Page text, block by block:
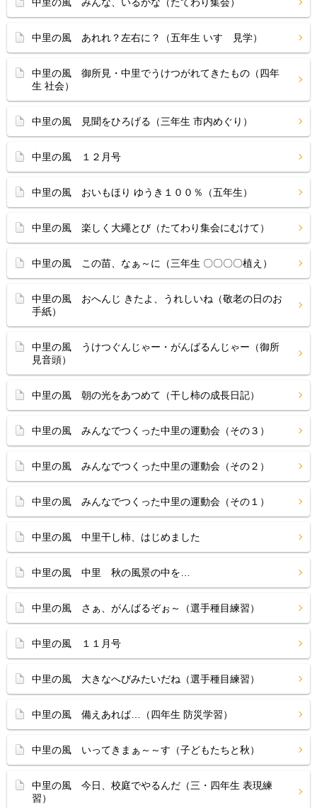
中里の風 あれれ？左右に？（五年生 いすゞ見学）
中里の風 御所見・中里でうけつがれてきたもの（四年
生 社会）
中里の風 見聞をひろげる（三年生 市内めぐり）
中里の風 １２月号
中里の風 おいもほり ゆうき１００％（五年生）
中里の風 楽しく大繩とび（たてわり集会にむけて）
中里の風 この苗、なぁ～に（三年生 〇〇〇〇植え）
中里の風 おへんじ きたよ、うれしいね（敬老の日のお
手紙）
中里の風 うけつぐんじゃー・がんばるんじゃー（御所
見音頭）
中里の風 朝の光をあつめて（干し柿の成長日記）
中里の風 みんなでつくった中里の運動会（その３）
中里の風 みんなでつくった中里の運動会（その２）
中里の風 みんなでつくった中里の運動会（その１）
中里の風 中里干し柿、はじめました
中里の風 中里 秋の風景の中を…
中里の風 さぁ、がんばるぞぉ～（選手種目練習）
中里の風 １１月号
中里の風 大きなへびみたいだね（選手種目練習）
中里の風 備えあれば…（四年生 防災学習）
中里の風 いってきまぁ～～す（子どもたちと秋）
中里の風 今日、校庭でやるんだ（三・四年生 表現練
習）